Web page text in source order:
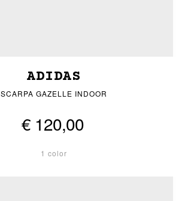
ADIDAS
SCARPA GAZELLE INDOOR
€ 120,00
1 color